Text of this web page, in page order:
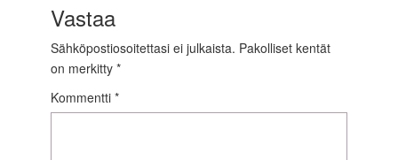
Vastaa
Sähköpostiosoitettasi ei julkaista. Pakolliset kentät
on merkitty *
Kommentti *